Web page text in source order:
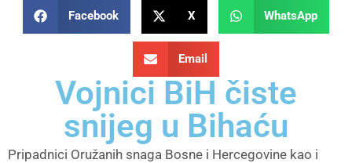
Facebook X WhatsApp
Email
Vojnici BiH čiste
snijeg u Bihaću
Pripadnici Oružanih snaga Bosne i Hercegovine kao i